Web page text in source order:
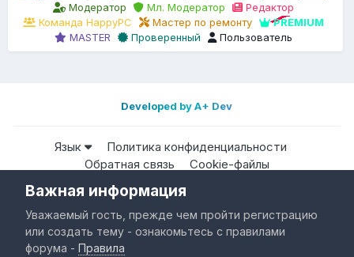
Модератор
Мл. Модератор
Редактор
Команда HappyPC
Мастер по ремонту
PREMIUM
MASTER
Проверенный Пользователь
Developed by A+ Dev
Язык
Политика конфиденциальности
Обратная связь
Cookie-файлы
Powered by Invision Community
Важная информация
Уважаемый гость, прежде чем пройти регистрацию
или создать тему - ознакомьтесь с правилами
форума -Правила